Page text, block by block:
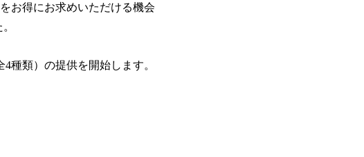
お得にお求めいただける機会
種類）の提供を開始します。